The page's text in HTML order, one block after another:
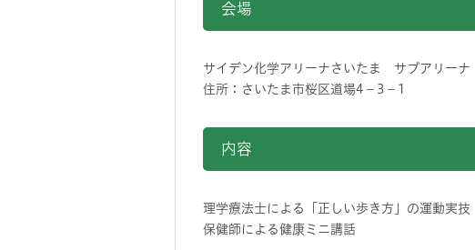
会場
サイデン化学アリーナさいたま サブアリーナ
住所：さいたま市桜区道場4－3－1
内容
理学療法士による「正しい歩き方」の運動実技
保健師による健康ミニ講話